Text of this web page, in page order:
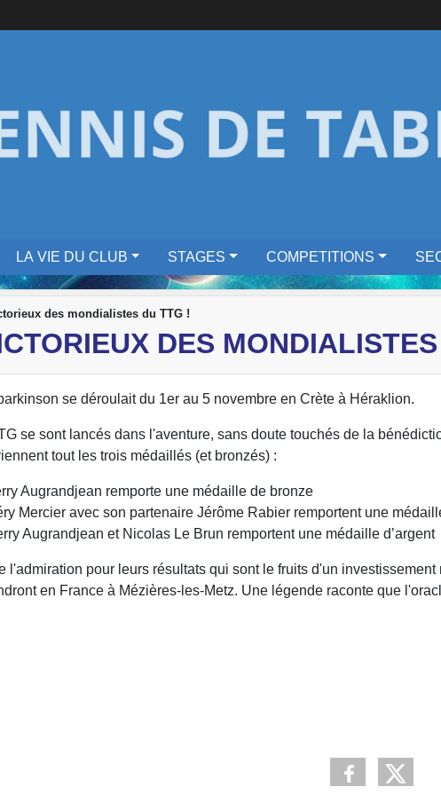
LA VIE DU CLUB STAGES COMPETITIONS
des mondialistes du TTG !
DES
se déroulait du 1er au 5 novembre en Crète à Héraklion.
se sont lancés dans l'aventure, sans doute touchés de la
tout les trois médaillés (et bronzés) :
Augrandjean remporte une médaille de bronze
Mercier avec son partenaire Jérôme Rabier remportent une
Augrandjean et Nicolas Le Brun remportent une médaille d’argent
l'admiration pour leurs résultats qui sont le fruits d'un
en France à Mézières-les-Metz. Une légende raconte que